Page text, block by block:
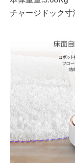
チャージドック